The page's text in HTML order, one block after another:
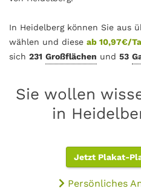
In Heidelberg können Sie aus
wählen und diese ab 10,97€/
sich 231 Großflächen und 53
Sie wollen
in
Jetzt Plakat-
Persönliches